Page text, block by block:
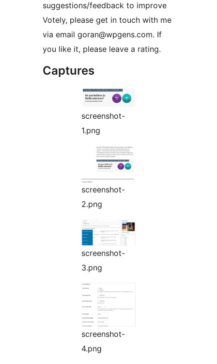
suggestions/feedback to improve
Votely, please get in touch with me
via email goran@wpgens.com. If
you like it, please leave a rating.
Captures
screenshot-
1.png
screenshot-
2.png
screenshot-
3.png
screenshot-
4.png